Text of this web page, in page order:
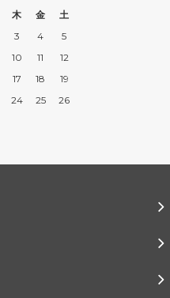
木 金
土
3 4
5
10 11
12
17 18
19
24 25
26